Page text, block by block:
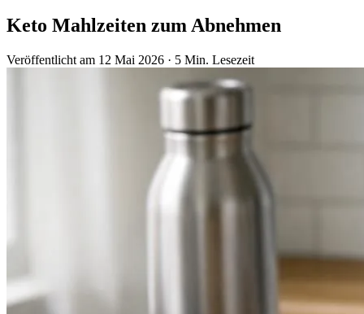
Keto Mahlzeiten zum Abnehmen
Veröffentlicht am 12 Mai 2026 · 5 Min. Lesezeit